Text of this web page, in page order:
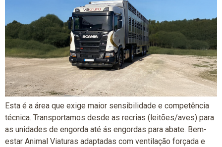
Esta é a área que exige maior sensibilidade e competência
técnica. Transportamos desde as recrias (leitões/aves) para
as unidades de engorda até ás engordas para abate. Bem-
estar Animal Viaturas adaptadas com ventilação forçada e